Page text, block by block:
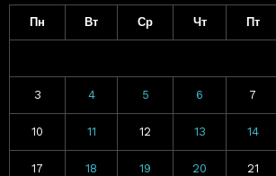
Пн Вт Ср Чт Пт
3 4 5 6 7
10 11 12 13 14
17 18 19 20 21